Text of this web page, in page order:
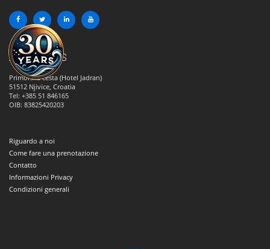
ANNA TOURS
Primorska cesta (Hotel Jadran)
51512 Njivice, Croatia
Tel: +385 51 846165
OIB: 83825420203
Riguardo a noi
Come fare una prenotazione
Contatto
Informazioni Privacy
Condizioni generali